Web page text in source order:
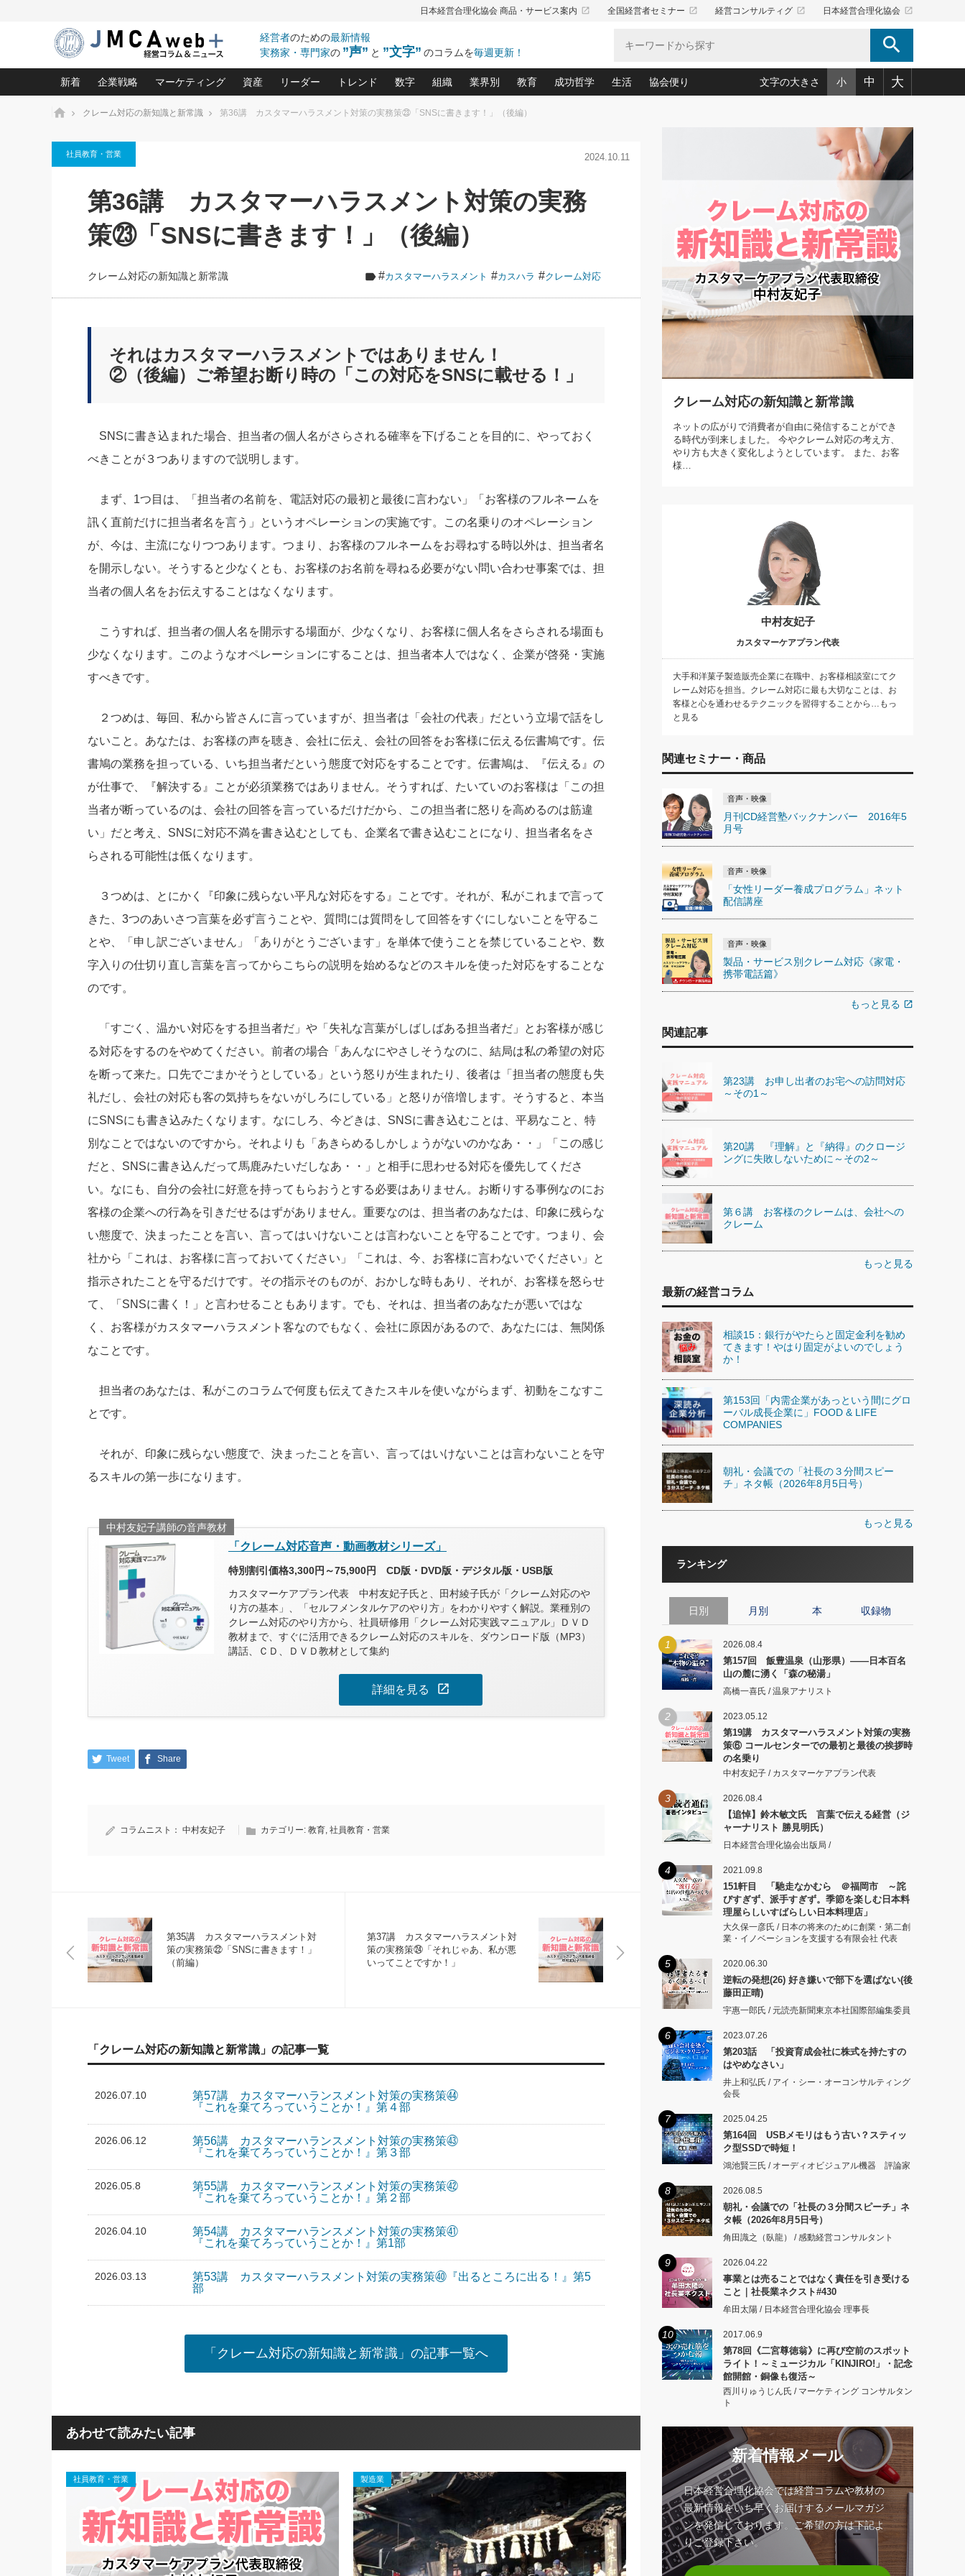
日本経営合理化協会 商品・サービス案内 launch 全国経営者セミナー launch 経営コンサルティグ launch 日本経営合理化協会 launch
経営者のための最新情報
実務家・専門家の ”声” と ”文字” のコラムを毎週更新！ search
新着
相談15：銀行がやたらと固定金
利を勧めてきます！やはり固定
がよいのでしょうか！
2026.08.7
第153回「内需企業があっとい
う間にグローバル成長企業に」
FOOD & LIFE COMPANIES
朝礼・会議での「社長の３分間
日号）
2026.08.5
第86回 「言葉狩り」
もっとみる
企業戦略
中小企業の「１位づくり」戦略(96)
利益を最大化する「業務改善」横田尚哉氏(5)
強い会社を築く ビジネス・クリニック(240)
日本レーザー「人を大切にしながら利益を上げる経営」の極意
(3)
武器としてのM&A入門(3)
社長のための“儲かる通販”戦略視点(151)
継続経営 百話百行(85)
マーケティング
ロングセラーの玉手箱(9)
大復活＆快進撃！ユニバーサルスタジオジャパンの成功要因と
は(5)
資産
中国経済の最新動向(204)
事業承継の前に、決めておきたい、知っておきたい、やってお
きたいコト(12)
会社と社長のための資産管理講座(95)
リーダー
ピョートル・F・グジバチの『経営戦略の新常識』(12)
指導者たる者かくあるべし(635)
朝礼・会議での「社長の３分間スピーチ」ネタ帳(159)
楠木建の「経営知になる考え方」(57)
次もあなたにお願いしたいと思われる「一流の仕事術」(28)
酒井英之の社長のビジョン実現道場(10)
トレンド
北村森の「今月のヒット商品」(109)
次の売れ筋をつかむ術(102)
社長のメシの種 4.0(206)
数字
会社を守り抜くための緊急対策(100)
強い決算書の会社はココが違う！(36)
損益分岐点を下げる、Ｐ／Ｌ不況時代の新戦略(12)
決算書の“見える化”術(12)
賢い社長の「経理財務の見どころ・勘どころ・ツッコミどこ
組織
職場の生産性を下げるハラスメントの予防策(10)
賃金決定の定石(68)
顧客・社員・社会から支持される「ウェルビーイング経営入
門」(23)
業界別
大久保一彦の“流行る”お店の仕組みづくり(210)
柿内幸夫─社長のための現場改善(174)
教育
クレーム対応 実践マニュアル(92)
クレーム対応の新知識と新常識(57)
デキル社員に育てる！ 社員教育の決め手(203)
東川鷹年の「中小企業の人育て」(38)
業績アップにつながる！ワンランク上の手紙・メール術(100)
欧米資産家に学ぶ二世教育(100)
成功哲学
先人の名句名言の教え 東洋思想に学ぶ経営学(132)
渡部昇一の「日本の指導者たち」(32)
経営に活かす“十八史略”(30)
生活
おのころ心平の ──社長のための「か・ら・だマネジメント」
(50)
リーダー脳の鍛え方(32)
ワインを楽しむ基礎レッスン(12)
必読！社長が読むべき今月の4冊(88)
眼と耳で楽しむ読書術(162)
社長の「氣」(30)
米国スポーツ・ビジネスに学ぶ心理学(98)
協会便り
「愛読者通信」著者インタビュー(44)
作間信司の経営無形庵(けいえいむぎょうあん)(166)
経営セミナー情報局(1)
繁栄への着眼点 牟田太陽(76)
講話を聞いて学ぼう 実学・耳学・磨く「ミミガク」のすすめ
文字の大きさ 小 中 大
ホーム クレーム対応の新知識と新常識 第36講 カスタマーハラスメント対策の実務策㉓「SNSに書きます！」（後編）
社員教育・営業 2024.10.11
第36講 カスタマーハラスメント対策の実務
策㉓「SNSに書きます！」（後編）
クレーム対応の新知識と新常識 #カスタマーハラスメント #カスハラ #クレーム対応
それはカスタマーハラスメントではありません！
②（後編）ご希望お断り時の「この対応をSNSに載せる！」
SNSに書き込まれた場合、担当者の個人名がさらされる確率を下げることを目的に、やっておく
べきことが３つありますので説明します。
まず、1つ目は、「担当者の名前を、電話対応の最初と最後に言わない」「お客様のフルネームを
訊く直前だけに担当者名を言う」というオペレーションの実施です。この名乗りのオペレーション
が、今は、主流になりつつあります。つまり、お客様のフルネームをお尋ねする時以外は、担当者名
を開示しない。そうすると少なくとも、お客様のお名前を尋ねる必要がない問い合わせ事案では、担
当者の個人名をお伝えすることはなくなります。
こうすれば、担当者の個人名を開示する場面が、少なくなり、お客様に個人名をさらされる場面も
少なくなります。このようなオペレーションにすることは、担当者本人ではなく、企業が啓発・実施
すべきです。
２つめは、毎回、私から皆さんに言っていますが、担当者は「会社の代表」だという立場で話をし
ないこと。あなたは、お客様の声を聴き、会社に伝え、会社の回答をお客様に伝える伝書鳩です。伝
書鳩の業務を担っている、いち担当者だという態度で対応をすることです。伝書鳩は、『伝える』の
が仕事で、『解決する』ことが必須業務ではありません。そうすれば、たいていのお客様は「この担
当者が断っているのは、会社の回答を言っているだけだから、この担当者に怒りを高めるのは筋違
い」だと考え、SNSに対応不満を書き込むとしても、企業名で書き込むことになり、担当者名をさ
らされる可能性は低くなります。
３つめは、とにかく『印象に残らない平凡な対応をする』ことです。それが、私がこれまで言って
きた、3つのあいさつ言葉を必ず言うことや、質問には質問をして回答をすぐにしないことを守るこ
とや、「申し訳ございません」「ありがとうございます」を単体で使うことを禁じていることや、数
字入りの仕切り直し言葉を言ってからこちらの説明を始めるなどのスキルを使った対応をすることな
のです。
「すごく、温かい対応をする担当者だ」や「失礼な言葉がしばしばある担当者だ」とお客様が感じ
る対応をするのをやめてください。前者の場合「あんなにやさしそうなのに、結局は私の希望の対応
を断って来た。口先でごまかそうとしている」という怒りが生まれたり、後者は「担当者の態度も失
礼だし、会社の対応も客の気持ちをないがしろにしている」と怒りが倍増します。そうすると、本当
にSNSにも書き込みたくなります。なにしろ、今どきは、SNSに書き込むことは、平易なこと、特
別なことではないのですから。それよりも「あきらめるしかしょうがないのかなあ・・」「この感じ
だと、SNSに書き込んだって馬鹿みたいだしなあ・・」と相手に思わせる対応を優先してくださ
い。なにも、自分の会社に好意を持ってもらおうとする必要はありません。お断りする事例なのにお
客様の企業への行為を引きだせるはずがありません。重要なのは、担当者のあなたは、印象に残らな
い態度で、決まったことを言い、言ってはいけないことは言わないことを守ることです。つまり、会
社から「これは、お客様に言っておいてください」「これは、今、お客様に言わないでください」と
指示されたことを守るだけです。その指示そのものが、おかしな時もあり、それが、お客様を怒らせ
て、「SNSに書く！」と言わせることもあります。でも、それは、担当者のあなたが悪いではな
く、お客様がカスタマーハラスメント客なのでもなく、会社に原因があるので、あなたには、無関係
なことです。
担当者のあなたは、私がこのコラムで何度も伝えてきたスキルを使いながらまず、初動をこなすこ
とです。
それが、印象に残らない態度で、決まったことを言い、言ってはいけないことは言わないことを守
るスキルの第一歩になります。
中村友妃子講師の音声教材
「クレーム対応音声・動画教材シリーズ」
特別割引価格3,300円～75,900円 CD版・DVD版・デジタル版・USB版
カスタマーケアプラン代表 中村友妃子氏と、田村綾子氏が「クレーム対応のや
り方の基本」、「セルフメンタルケアのやり方」をわかりやすく解説。業種別の
クレーム対応のやり方から、社員研修用「クレーム対応実践マニュアル」ＤＶＤ
教材まで、すぐに活用できるクレーム対応のスキルを、ダウンロード版（MP3）
講話、ＣＤ、ＤＶＤ教材として集約
詳細を見る open_in_new
Tweet Share
コラムニスト： 中村友妃子 カテゴリー: 教育 社員教育・営業
第35講 カスタマーハラスメント対
策の実務策㉒「SNSに書きます！」
（前編）
第37講 カスタマーハラスメント対
策の実務策㉔「それじゃあ、私が悪
いってことですか！」
「クレーム対応の新知識と新常識」の記事一覧
2026.07.10
第57講 カスタマーハランスメント対策の実務策㊹
『これを棄てろっていうことか！』第４部
2026.06.12
第56講 カスタマーハランスメント対策の実務策㊸
『これを棄てろっていうことか！』第３部
2026.05.8
第55講 カスタマーハランスメント対策の実務策㊷
『これを棄てろっていうことか！』第２部
2026.04.10
第54講 カスタマーハランスメント対策の実務策㊶
『これを棄てろっていうことか！』第1部
2026.03.13
第53講 カスタマーハラスメント対策の実務策㊵『出るところに出る！』第5
部
「クレーム対応の新知識と新常識」の記事一覧へ
あわせて読みたい記事
社員教育・営業 製造業
クレーム対応の新知識と新常識
ネットの広がりで消費者が自由に発信することができ
る時代が到来しました。 今やクレーム対応の考え方、
やり方も大きく変化しようとしています。 また、お客
様…
中村友妃子
カスタマーケアプラン代表
大手和洋菓子製造販売企業に在職中、お客様相談室にてク
レーム対応を担当。クレーム対応に最も大切なことは、お
客様と心を通わせるテクニックを習得することから…もっ
と見る
関連セミナー・商品
音声・映像
月刊CD経営塾バックナンバー 2016年5
月号
音声・映像
「女性リーダー養成プログラム」ネット
配信講座
音声・映像
製品・サービス別クレーム対応《家電・
携帯電話篇》
もっと見る open_in_new
関連記事
第23講 お申し出者のお宅への訪問対応
～その1～
第20講 『理解』と『納得』のクロージ
ングに失敗しないために～その2～
第６講 お客様のクレームは、会社への
クレーム
もっと見る
最新の経営コラム
相談15：銀行がやたらと固定金利を勧め
てきます！やはり固定がよいのでしょう
か！
第153回「内需企業があっという間にグロ
ーバル成長企業に」FOOD & LIFE
COMPANIES
朝礼・会議での「社長の３分間スピー
チ」ネタ帳（2026年8月5日号）
もっと見る
ランキング
日別 月別 本 収録物
1 2026.08.4
第157回 飯豊温泉（山形県）――日本百名
山の麓に湧く「森の秘湯」
高橋一喜氏 / 温泉アナリスト
2 2023.05.12
第19講 カスタマーハラスメント対策の実務
策⑥ コールセンターでの最初と最後の挨拶時
の名乗り
中村友妃子 / カスタマーケアプラン代表
3 2026.08.4
【追悼】鈴木敏文氏 言葉で伝える経営（ジ
ャーナリスト 勝見明氏）
日本経営合理化協会出版局 /
4 2021.09.8
151軒目 「馳走なかむら ＠福岡市 ～詫
びすぎず、派手すぎず。季節を楽しむ日本料
理屋らしいすばらしい日本料理店」
大久保一彦氏 / 日本の将来のために創業・第二創
業・イノベーションを支援する有限会社 代表
5 2020.06.30
逆転の発想(26) 好き嫌いで部下を選ばない(後
藤田正晴)
宇惠一郎氏 / 元読売新聞東京本社国際部編集委員
6 2023.07.26
第203話 「投資育成会社に株式を持たすの
はやめなさい」
井上和弘氏 / アイ・シー・オーコンサルティング
会長
7 2025.04.25
第164回 USBメモリはもう古い？スティッ
ク型SSDで時短！
鴻池賢三氏 / オーディオビジュアル機器 評論家
8 2026.08.5
朝礼・会議での「社長の３分間スピーチ」ネ
タ帳（2026年8月5日号）
角田識之（臥龍） / 感動経営コンサルタント
9 2026.04.22
事業とは売ることではなく責任を引き受ける
こと｜社長業ネクスト#430
牟田太陽 / 日本経営合理化協会 理事長
10 2017.06.9
第78回《二宮尊徳翁》に再び空前のスポット
ライト！～ミュージカル「KINJIRO!」・記念
館開館・銅像も復活～
西川りゅうじん氏 / マーケティング コンサルタン
ト
新着情報メール
日本経営合理化協会では経営コラムや教材の
最新情報をいち早くお届けするメールマガジ
ンを発信しております。ご希望の方は下記よ
りご登録下さい。